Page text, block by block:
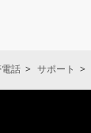
話 サポート